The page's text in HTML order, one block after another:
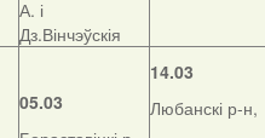
А. і
Дз.Вінчэўскія
05.03
14.03
Любанскі р-н,